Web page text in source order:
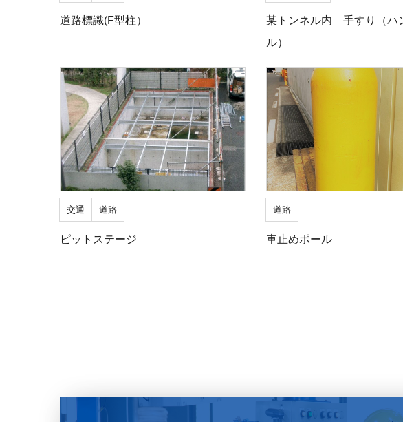
道路標識(F型柱）
某トンネル内 手すり（ハ
ル）
交通 道路
ピットステージ
道路
車止めポール